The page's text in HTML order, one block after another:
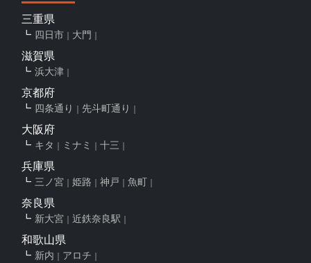
三重県
四日市 大門
滋賀県
浜大津
京都府
四条通り 先斗町通り
大阪府
キタ ミナミ 十三
兵庫県
三ノ宮 姫路 神戸 魚町
奈良県
新大宮 近鉄奈良駅
和歌山県
新内 アロチ